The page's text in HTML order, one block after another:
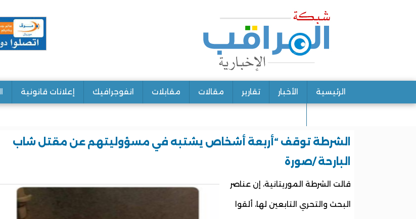
الرئيسية الأخبار تقارير مقالات مقابلات انفوجرافيك إعلانات قانونية
الشرطة توقف “أربعة أشخاص يشتبه في مسؤوليتهم عن مقتل شاب
البارحة /صورة
قالت الشرطة الموريتانية، إن عناصر
البحث والتحري التابعين لها، ألقوا